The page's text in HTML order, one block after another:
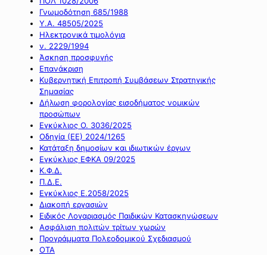
Γνωμοδότηση 685/1988
Υ.Α. 48505/2025
Ηλεκτρονικά τιμολόγια
ν. 2229/1994
Άσκηση προσφυγής
Επανάκριση
Κυβερνητική Επιτροπή Συμβάσεων Στρατηγικής
Σημασίας
Δήλωση φορολογίας εισοδήματος νομικών
προσώπων
Εγκύκλιος Ο. 3036/2025
Οδηγία (ΕΕ) 2024/1265
Κατάταξη δημοσίων και ιδιωτικών έργων
Εγκύκλιος ΕΦΚΑ 09/2025
Κ.Φ.Δ.
Π.Δ.Ε.
Εγκύκλιος Ε.2058/2025
Διακοπή εργασιών
Ειδικός Λογαριασμός Παιδικών Κατασκηνώσεων
Ασφάλιση πολιτών τρίτων χωρών
Προγράμματα Πολεοδομικού Σχεδιασμού
ΟΤΑ